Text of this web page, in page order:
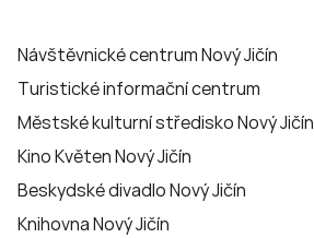
Návštěvnické centrum Nový Jičín
Turistické informační centrum
Městské kulturní středisko Nový Jičín
Kino Květen Nový Jičín
Beskydské divadlo Nový Jičín
Knihovna Nový Jičín